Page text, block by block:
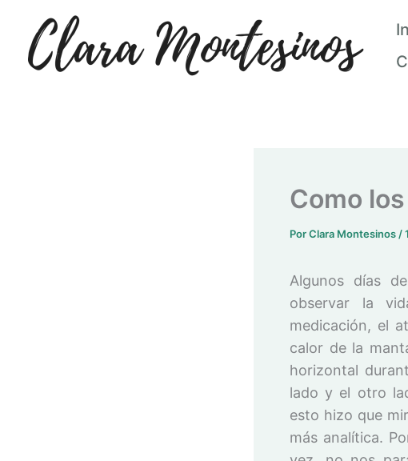
contenido
Como
PorClara Montesinos /
Algunos días
observar la
medicación, el
calor de la
horizontal
lado y el otro
esto hizo que
más analítica.